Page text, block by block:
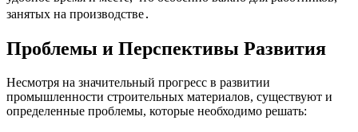
занятых на производстве․
Проблемы и Перспективы Развития
Несмотря на значительный прогресс в развитии
промышленности строительных материалов, существуют и
определенные проблемы, которые необходимо решать: